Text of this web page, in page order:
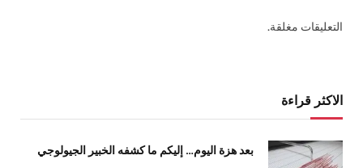
التعليقات مغلقة.
الاكثر قراءة
بعد هزة اليوم… إليكم ما كشفه الخبير الجيولوجي